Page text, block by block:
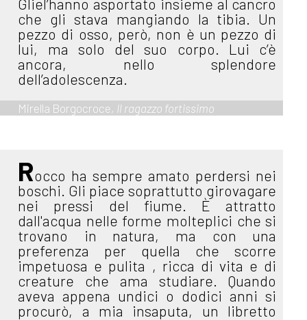
Gliel’hanno asportato insieme al cancro
che gli stava mangiando la tibia. Un
pezzo di osso, però, non è un pezzo di
lui, ma solo del suo corpo. Lui c’è
ancora, nello splendore
dell’adolescenza.
Mirella Borgocroce, Il ragazzo fortissimo
Rocco ha sempre amato perdersi nei
boschi. Gli piace soprattutto girovagare
nei pressi del fiume. È attratto
dall'acqua nelle forme molteplici che si
trovano in natura, ma con una
preferenza per quella che scorre
impetuosa e pulita , ricca di vita e di
creature che ama studiare. Quando
aveva appena undici o dodici anni si
procurò, a mia insaputa, un libretto